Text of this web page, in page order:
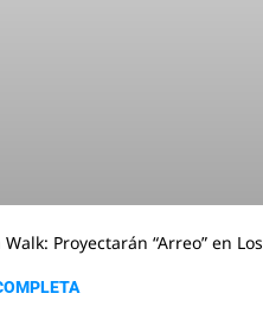
Proyectarán “Arreo” en Los